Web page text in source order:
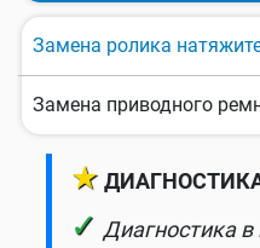
Замена ролика
Замена приводного
★ ДИАГНОСТИКА
✓ Диагностика